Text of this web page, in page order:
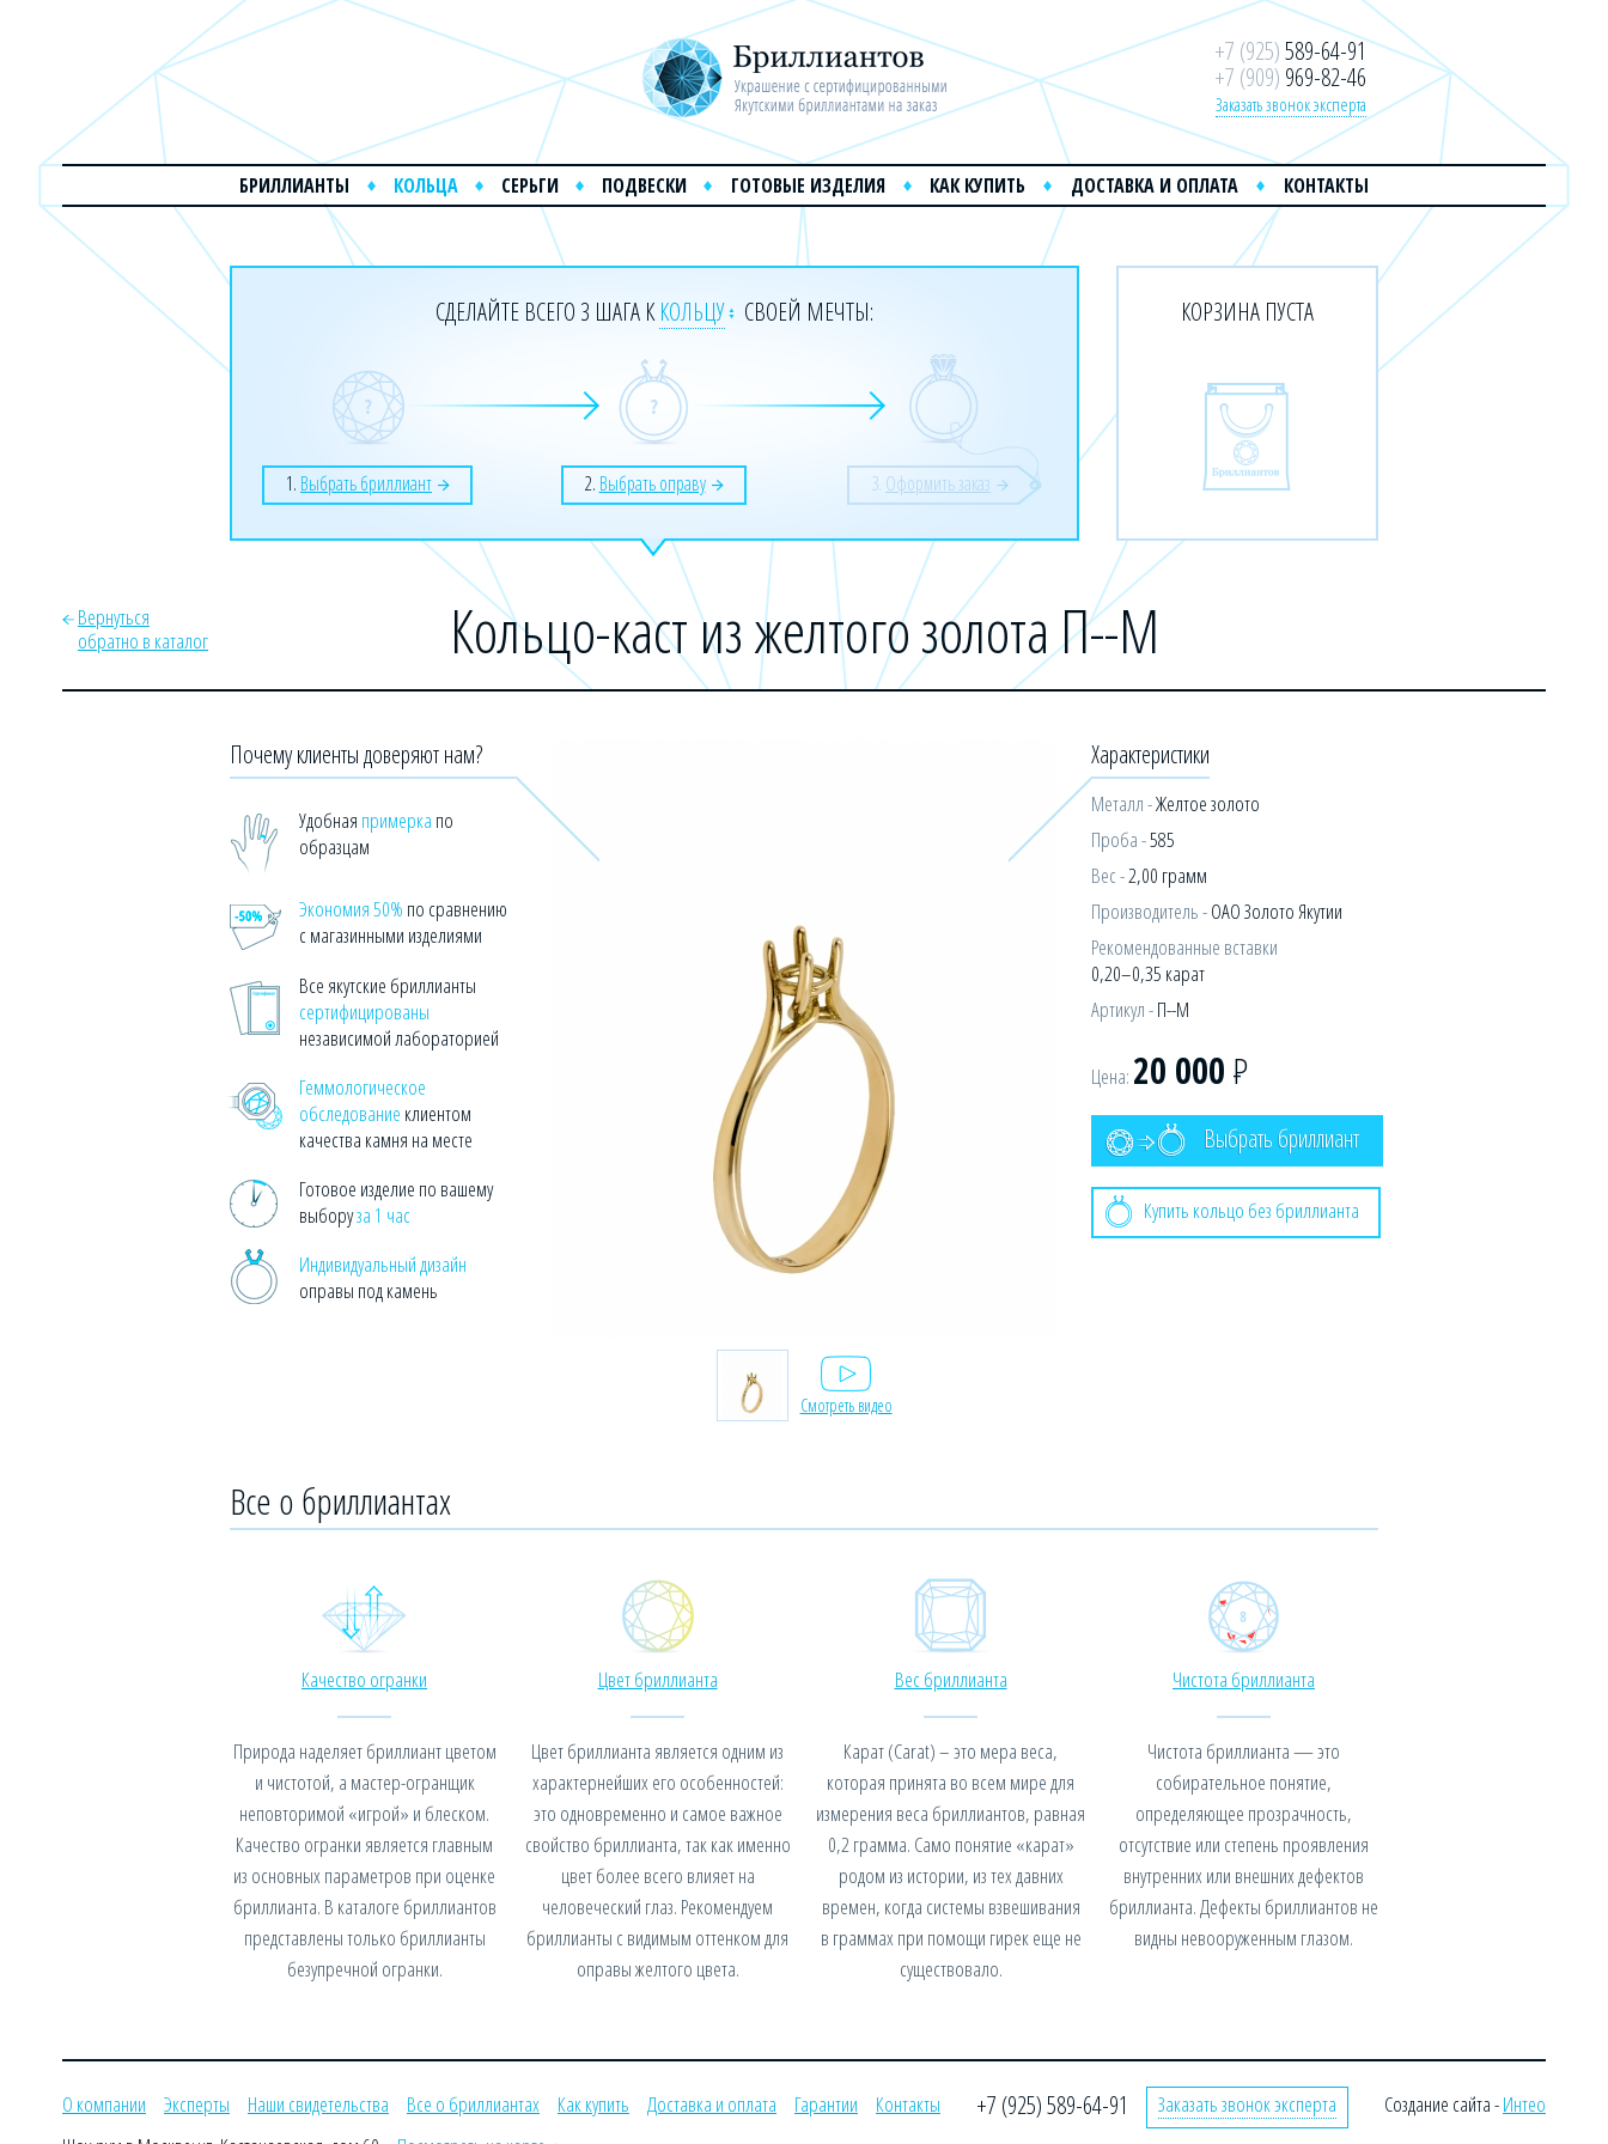
+7 (925)589-64-91
+7 (909) 969-82-46
Заказать звонок эксперта
БРИЛЛИАНТЫ КОЛЬЦА СЕРЬГИ ПОДВЕСКИ ГОТОВЫЕ ИЗДЕЛИЯ КАК КУПИТЬ ДОСТАВКА И ОПЛАТА КОНТАКТЫ
СДЕЛАЙТЕ ВСЕГО 3 ШАГА ККОЛЬЦУ СВОЕЙ МЕЧТЫ:
1. Выбрать бриллиант 2. Выбрать оправу 3. Оформить заказ
КОРЗИНА ПУСТА
Вернуться
обратно в каталог
Кольцо-каст из желтого золота П--М
Почему клиенты доверяют нам?
Удобная примерка по
образцам
Экономия 50% по сравнению
с магазинными изделиями
Все якутские бриллианты
сертифицированы
независимой лабораторией
Геммологическое
обследование клиентом
качества камня на месте
Готовое изделие по вашему
выборуза 1 час
Индивидуальный дизайн
оправы под камень
Характеристики
Металл -Желтое золото
Проба -585
Вес -2,00 грамм
Производитель -ОАО Золото Якутии
Рекомендованные вставки
0,20–0,35 карат
Артикул -П--М
Цена: 20 000Р
Выбрать бриллиант
Купить кольцо без бриллианта
Смотреть видео
Все о бриллиантах
Качество огранки
Природа наделяет бриллиант цветом
и чистотой, а мастер-огранщик
неповторимой «игрой» и блеском.
Качество огранки является главным
из основных параметров при оценке
бриллианта. В каталоге бриллиантов
представлены только бриллианты
безупречной огранки.
Цвет бриллианта
Цвет бриллианта является одним из
характернейших его особенностей:
это одновременно и самое важное
свойство бриллианта, так как именно
цвет более всего влияет на
человеческий глаз. Рекомендуем
бриллианты с видимым оттенком для
оправы желтого цвета.
Вес бриллианта
Карат (Carat) – это мера веса,
которая принята во всем мире для
измерения веса бриллиантов, равная
0,2 грамма. Само понятие «карат»
родом из истории, из тех давних
времен, когда системы взвешивания
в граммах при помощи гирек еще не
существовало.
Чистота бриллианта
Чистота бриллианта — это
собирательное понятие,
определяющее прозрачность,
отсутствие или степень проявления
внутренних или внешних дефектов
бриллианта. Дефекты бриллиантов не
видны невооруженным глазом.
Создание сайта -Интео
О компании Эксперты Наши свидетельства Все о бриллиантах Как купить Доставка и оплата Гарантии
Контакты
+7 (925) 589-64-91 Заказать звонок эксперта